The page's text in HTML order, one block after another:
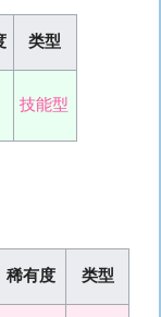
类型
技能型
稀有度 类型